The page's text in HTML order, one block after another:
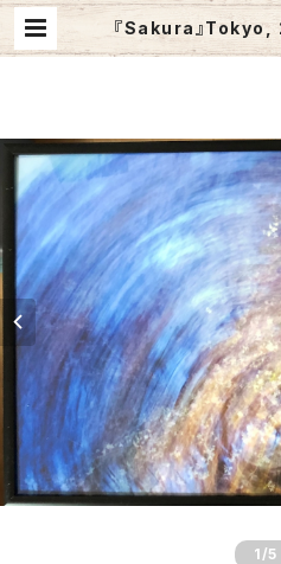
『Sakura』
i Sano /////
1 /5